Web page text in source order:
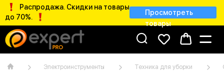
Распродажа. Скидки на товары
до 70%.
Просмотреть
товары
Электроинструменты Техника для уборки